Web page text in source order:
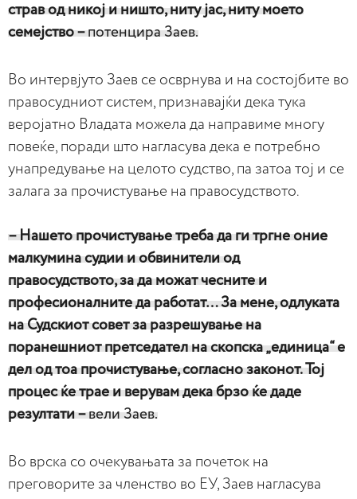
страв од никој и ништо, ниту јас, ниту моето
семејство –потенцира Заев.
Во интервјуто Заев се осврнува и на состојбите во
правосудниот систем, признавајќи дека тука
веројатно Владата можела да направиме многу
повеќе, поради што нагласува дека е потребно
унапредување на целото судство, па затоа тој и се
залага за прочистување на правосудството.
– Нашето прочистување треба да ги тргне оние
малкумина судии и обвинители од
правосудството, за да можат чесните и
професионалните да работат… За мене, одлуката
на Судскиот совет за разрешување на
поранешниот претседател на скопска „eдиница“ е
дел од тоа прочистување, согласно законот. Тој
процес ќе трае и верувам дека брзо ќе даде
резултати –вели Заев.
Во врска со очекувањата за почеток на
преговорите за членство во ЕУ, Заев нагласува